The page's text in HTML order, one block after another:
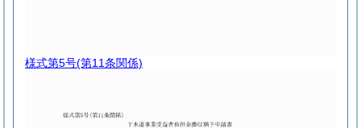
様式第5号(第11条関係)